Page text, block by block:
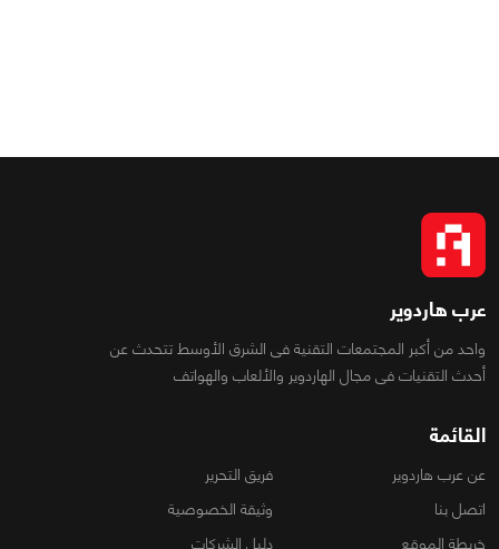
عرب هاردوير
واحد من أكبر المجتمعات التقنية فى الشرق الأوسط تتحدث عن
أحدث التقنيات فى مجال الهاردوير والألعاب والهواتف
القائمة
عن عرب هاردوير
فريق التحرير
اتصل بنا
وثيقة الخصوصية
خريطة الموقع
دليل الشركات